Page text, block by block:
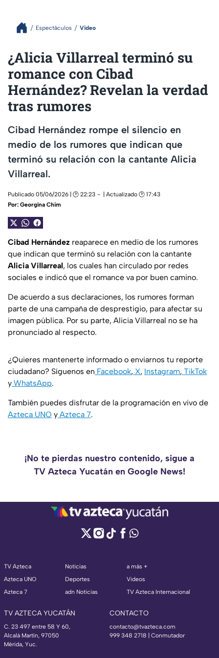
Espectáculos Video
¿Alicia Villarreal terminó su
romance con Cibad
Hernández? Revelan la verdad
tras rumores
Cibad Hernández rompe el silencio en
medio de los rumores que indican que
terminó su relación con la cantante Alicia
Villarreal.
Publicado 05/06/2026 | 🕑 22:23
| Actualizado 🕑 17:43
Por: Georgina Chim
Cibad Hernández reaparece en medio de los rumores
que indican que terminó su relación con la cantante
Alicia Villarreal, los cuales han circulado por redes
sociales e indicó que el romance va por buen camino.
De acuerdo a sus declaraciones, los rumores forman
parte de una campaña de desprestigio, para afectar su
imagen pública. Por su parte, Alicia Villarreal no se ha
pronunciado al respecto.
¿Quieres mantenerte informado o enviarnos tu reporte
ciudadano? Síguenos en Facebook, X, Instagram, TikTok
y WhatsApp.
También puedes disfrutar de la programación en vivo de
Azteca UNO y Azteca 7.
¡No te pierdas nuestro contenido, sigue a
TV Azteca Yucatán en Google News!
TV Azteca
Azteca UNO
Azteca 7
Noticias
Deportes
adn Noticias
a más +
Videos
TV Azteca Internacional
TV AZTECA YUCATÁN
C. 23 497 entre 58 Y 60,
Alcalá Martín, 97050
Mérida, Yuc.
CONTACTO
contacto@tvazteca.com
999 348 2718 | Conmutador